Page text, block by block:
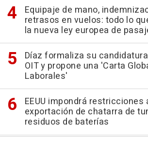
Equipaje de mano,
retrasos en vuelos: todo lo
la nueva ley europea de
Díaz formaliza su
OIT y propone una 'Carta
Laborales'
EEUU impondrá restricciones
exportación de chatarra de
residuos de baterías